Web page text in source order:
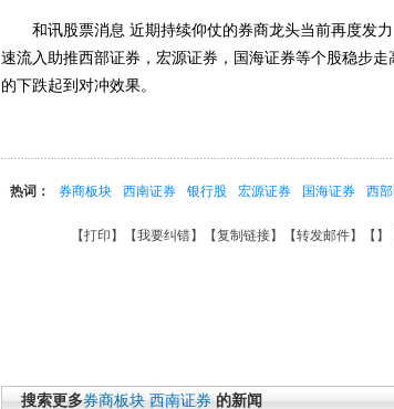
和讯股票消息 近期持续仰仗的券商龙头当前再度发力
速流入助推西部证券，宏源证券，国海证券等个股稳步
的下跌起到对冲效果。
热词： 券商板块 西南证券 银行股 宏源证券 国海证券 西
【打印 】【我要纠错】【复制链接】【转发邮件】【 】
搜索更多券商板块 西南证券 的新闻